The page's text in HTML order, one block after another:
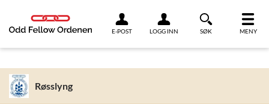
E-POST LOGG INN SØK MENY
Røsslyng